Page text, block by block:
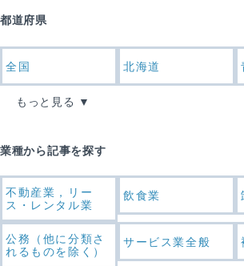
都道府県
全国 北海道
もっと見る
業種から記事を探す
不動産業，リー
ス・レンタル業
飲食業
公務（他に分類さ
れるものを除く）
サービス業全般